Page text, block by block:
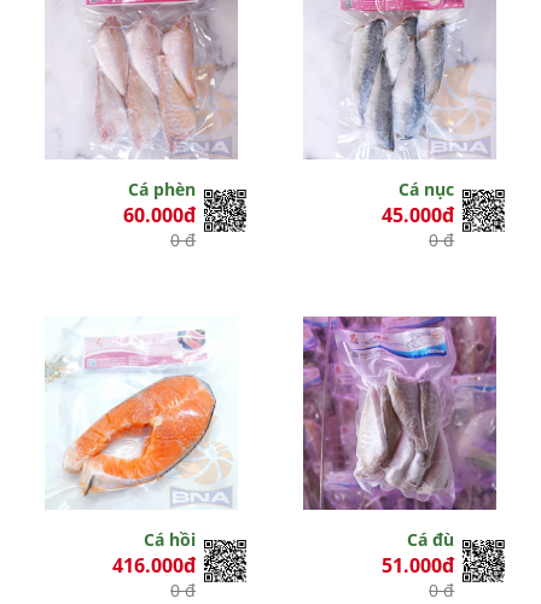
Cá phèn
60.000đ
0 đ
Cá nục
45.000đ
0 đ
Cá hồi
416.000đ
0 đ
Cá đù
51.000đ
0 đ